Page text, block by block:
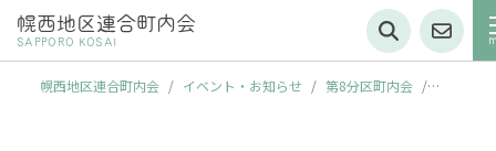
幌西地区連合町内会
SAPPORO KOSAI
幌西地区連合町内会 / イベント・お知らせ / 第8分区町内会 /